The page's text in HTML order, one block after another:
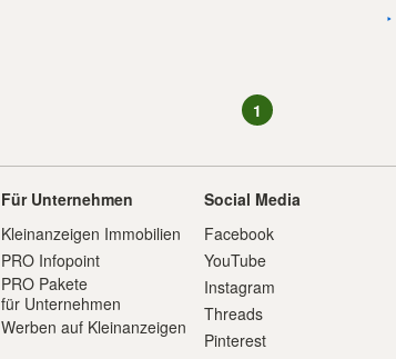
1
Für Unternehmen
Kleinanzeigen Immobilien
PRO Infopoint
PRO Pakete
für Unternehmen
Werben auf Kleinanzeigen
Social Media
Facebook
YouTube
Instagram
Threads
Pinterest